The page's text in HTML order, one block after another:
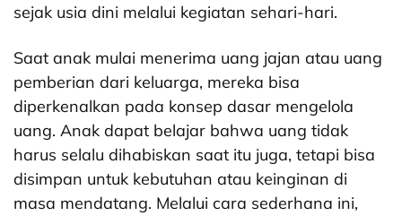
sejak usia dini melalui kegiatan sehari-hari.
Saat anak mulai menerima uang jajan atau uang
pemberian dari keluarga, mereka bisa
diperkenalkan pada konsep dasar mengelola
uang. Anak dapat belajar bahwa uang tidak
harus selalu dihabiskan saat itu juga, tetapi bisa
disimpan untuk kebutuhan atau keinginan di
masa mendatang. Melalui cara sederhana ini,